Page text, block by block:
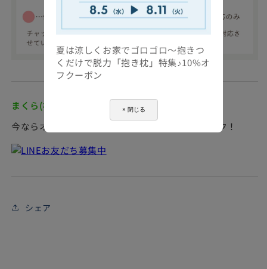
夏は涼しくお家でゴロゴロ～抱きつ
くだけで脱力「抱き枕」特集♪10%オ
フクーポン
× 閉じる
オーダーメイド枕チケット等は、赤系・青系ラッピング
となる可能性があります。
※ラッピングのみのご注文は受け付けておりません。必ず商品
まくら(株)公式 LINEアカウント お友だち募集中♪
今ならオトクなクーポンも☆ まずは下記をクリック！
シェア